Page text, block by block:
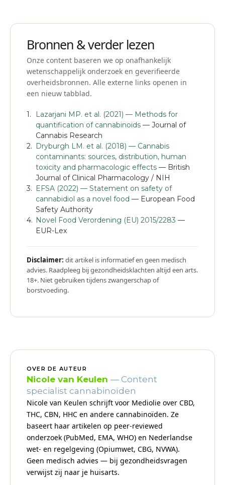
Bronnen & verder lezen
Onze content baseren we op onafhankelijk
wetenschappelijk onderzoek en geverifieerde
overheidsbronnen. Alle externe links openen in
een nieuw tabblad.
Lazarjani MP. et al. (2021) — Methods for
quantification of cannabinoids — Journal of
Cannabis Research
Dryburgh LM. et al. (2018) — Cannabis
contaminants: sources, distribution, human
toxicity and pharmacologic effects — British
Journal of Clinical Pharmacology / NIH
EFSA (2022) — Statement on safety of
cannabidiol as a novel food — European Food
Safety Authority
Novel Food Verordening (EU) 2015/2283 —
EUR-Lex
Disclaimer: dit artikel is informatief en geen medisch
advies. Raadpleeg bij gezondheidsklachten altijd een arts.
18+. Niet gebruiken tijdens zwangerschap of
borstvoeding.
OVER DE AUTEUR
Nicole van Keulen — Content
specialist cannabinoïden
Nicole van Keulen schrijft voor Mediolie over CBD,
THC, CBN, HHC en andere cannabinoïden. Ze
baseert haar artikelen op peer-reviewed
onderzoek (PubMed, EMA, WHO) en Nederlandse
wet- en regelgeving (Opiumwet, CBG, NVWA).
Geen medisch advies — bij gezondheidsvragen
verwijst zij naar je huisarts.